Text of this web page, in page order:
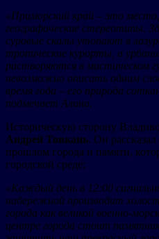
«Приморский край – это
географические стереотипы.
суровые скалы утопают в
тропические курорты, а
растворяются в мистическом
невозможно описать одним
время года – его природа
подмечает Алина.
Историческую сторону
Андрей Товкань. Он
прошлом города и памяти,
городской среде:
«Каждый день в 12:00
набережной производит
города как великой военно-
центре города стоит